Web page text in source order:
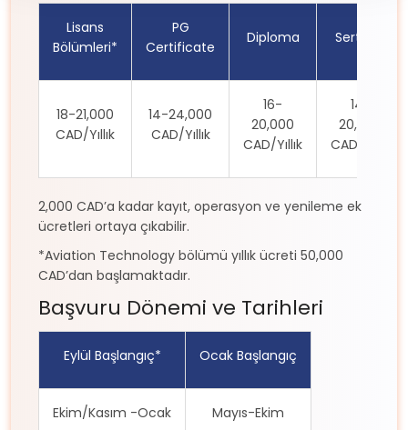
Lisans
Bölümleri*
PG
Certificate
Diploma Sertifika
18-21,000
CAD/Yıllık
14-24,000
CAD/Yıllık
16-
20,000
CAD/Yıllık
14-
20,000
CAD/Yıllık
2,000 CAD’a kadar kayıt, operasyon ve yenileme ek
ücretleri ortaya çıkabilir.
*Aviation Technology bölümü yıllık ücreti 50,000
CAD’dan başlamaktadır.
Başvuru Dönemi ve Tarihleri
Eylül Başlangıç* Ocak Başlangıç
Ekim/Kasım -Ocak Mayıs-Ekim